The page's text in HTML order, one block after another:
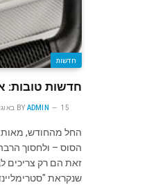
חדשות
חדשות טובות:
BY ADMIN 15 באוגוסט 2013
החל מהחודש, מאות
הסוס – ולחסוך
זאת הם רק צריכים